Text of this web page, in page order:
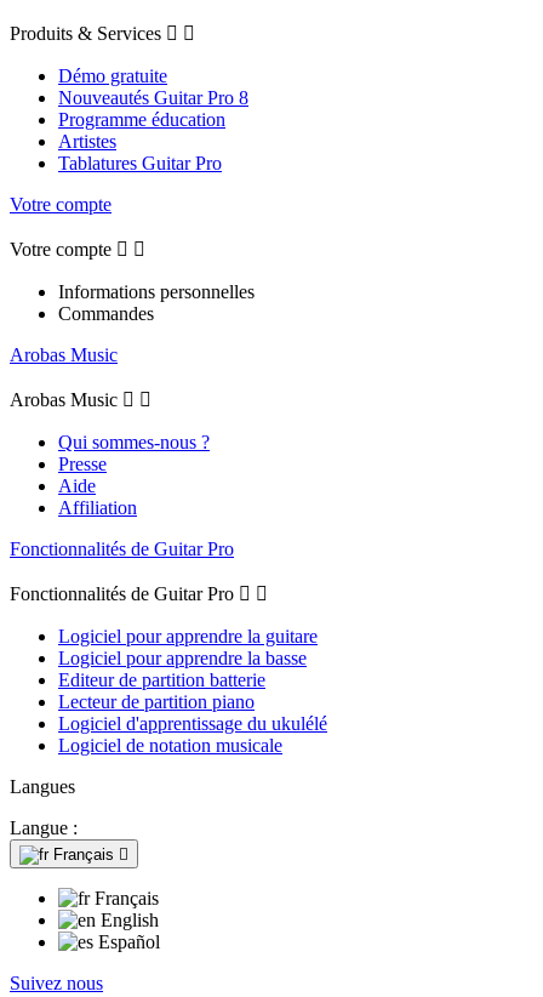
Produits & Services  
Démo gratuite
Nouveautés Guitar Pro 8
Programme éducation
Artistes
Tablatures Guitar Pro
Votre compte
Votre compte  
Informations personnelles
Commandes
Arobas Music
Arobas Music  
Qui sommes-nous ?
Presse
Aide
Affiliation
Fonctionnalités de Guitar Pro
Fonctionnalités de Guitar Pro  
Logiciel pour apprendre la guitare
Logiciel pour apprendre la basse
Editeur de partition batterie
Lecteur de partition piano
Logiciel d'apprentissage du ukulélé
Logiciel de notation musicale
Langues
Langue :
Français 
Français
English
Español
Suivez nous